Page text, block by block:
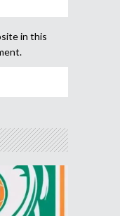
in this